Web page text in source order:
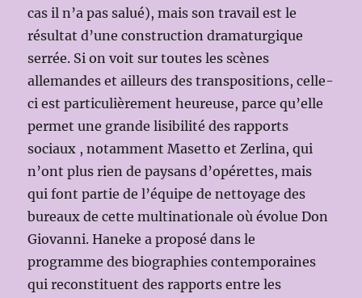
cas il n’a pas salué), mais son travail est le
résultat d’une construction dramaturgique
serrée. Si on voit sur toutes les scènes
allemandes et ailleurs des transpositions, celle-
ci est particulièrement heureuse, parce qu’elle
permet une grande lisibilité des rapports
sociaux , notamment Masetto et Zerlina, qui
n’ont plus rien de paysans d’opérettes, mais
qui font partie de l’équipe de nettoyage des
bureaux de cette multinationale où évolue Don
Giovanni. Haneke a proposé dans le
programme des biographies contemporaines
qui reconstituent des rapports entre les